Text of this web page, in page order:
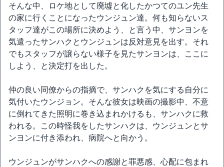
そんな中、ロケ地として廃墟と化したかつてのユン先生
の家に行くことになったウンジュン達。何も知らないス
タッフ達がこの場所に決めよう、と言う中、サンヨンを
気遣ったサンハクとウンジュンは反対意見を出す。それ
でもスタッフが譲らない様子を見たサンヨンは、ここに
しよう、と決定打を出した。
仲の良い同僚からの指摘で、サンハクを気にする自分に
気付いたウンジョン。そんな彼女は映画の撮影中、不意
に倒れてきた照明に巻き込まれかけるも、サンハクに救
われる。この時怪我をしたサンハクは、ウンジュンとサ
ンヨンに付き添われ、病院へと向かう。
ウンジュンがサンハクへの感謝と罪悪感、心配に包まれ